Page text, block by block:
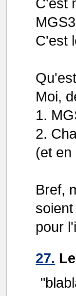
C'est
Moi,
1.
2.
(et en
Bref,
pour
27.